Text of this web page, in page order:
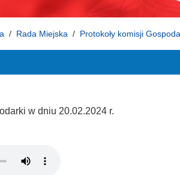
Rada Miejska Protokoły komisji
w dniu 20.02.2024 r.